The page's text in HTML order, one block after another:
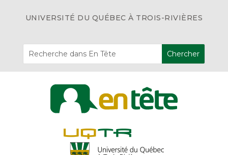
UNIVERSITÉ DU QUÉBEC À TROIS-RIVIÈRES